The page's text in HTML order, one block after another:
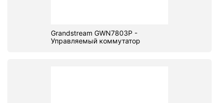
Grandstream GWN7803P -
Управляемый коммутатор